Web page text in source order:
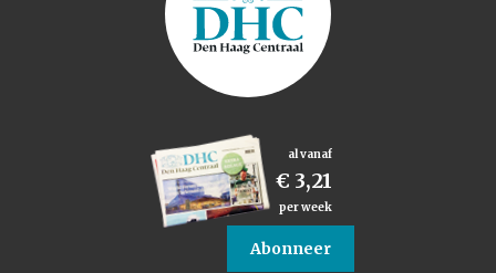
al vanaf
€ 3,21
per week
Abonneer